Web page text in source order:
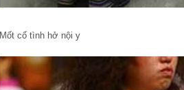
Mốt cố tình hở nội y